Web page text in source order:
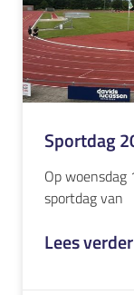
Sportdag
Op
sportdag van
Lees